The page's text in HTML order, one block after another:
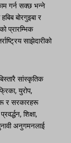
गर्न सक्छ भन्ने
बोरगुइबा र
प्रारम्भिक
साझेदारीको
सांस्कृतिक
युरोप,
र सरकारहरू
शिक्षा,
अनुगमनलाई